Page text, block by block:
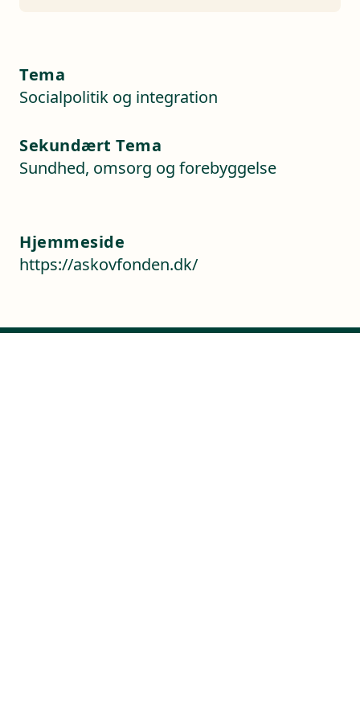
Tema
Socialpolitik og integration
Sekundært Tema
Sundhed, omsorg og forebyggelse
Hjemmeside
https://askovfonden.dk/